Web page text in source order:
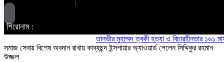
শিরোনাম :
তানভীর মুহাম্মদ ত্বকী হত্যা ও বিচারহীনতার ১৬১ মাস
সমাজ সেবায় বিশেষ অবদান রাখায় কাব্যছন্দ ইন্সপায়ার অ্যাওয়ার্ড পেলেন সিদ্দিকুর রহমান
উজ্জল